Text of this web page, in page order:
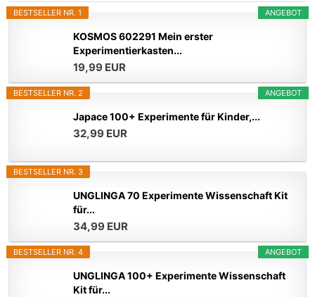
ANGEBOT
BESTSELLER NR. 1
KOSMOS 602291 Mein erster
Experimentierkasten...
19,99 EUR
ANGEBOT
BESTSELLER NR. 2
Japace 100+ Experimente für Kinder,...
32,99 EUR
BESTSELLER NR. 3
UNGLINGA 70 Experimente Wissenschaft Kit
für...
34,99 EUR
ANGEBOT
BESTSELLER NR. 4
UNGLINGA 100+ Experimente Wissenschaft
Kit für...